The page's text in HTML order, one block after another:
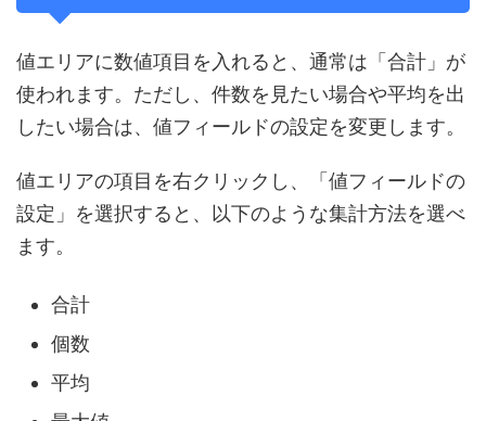
値エリアに数値項目を入れると、通常は「合計」が
使われます。ただし、件数を見たい場合や平均を出
したい場合は、値フィールドの設定を変更します。
値エリアの項目を右クリックし、「値フィールドの
設定」を選択すると、以下のような集計方法を選べ
ます。
合計
個数
平均